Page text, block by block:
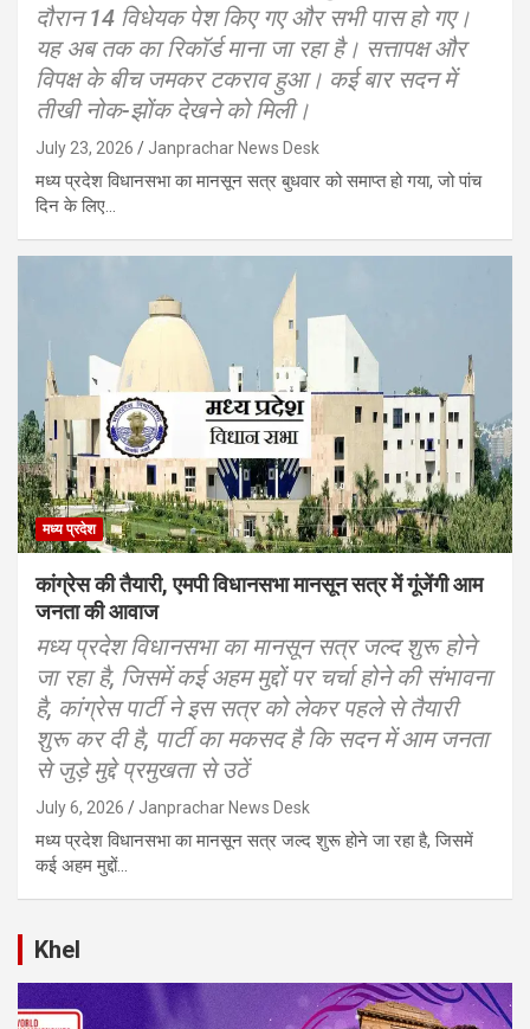
दौरान 14 विधेयक पेश किए गए और सभी पास हो गए।
यह अब तक का रिकॉर्ड माना जा रहा है। सत्तापक्ष और
विपक्ष के बीच जमकर टकराव हुआ। कई बार सदन में
तीखी नोक-झोंक देखने को मिली।
July 23, 2026 Janprachar News Desk
मध्य प्रदेश विधानसभा का मानसून सत्र बुधवार को समाप्त हो गया, जो पांच
दिन के लिए…
मध्य प्रदेश
कांग्रेस की तैयारी, एमपी विधानसभा मानसून सत्र में गूंजेंगी आम
जनता की आवाज
मध्य प्रदेश विधानसभा का मानसून सत्र जल्द शुरू होने
जा रहा है, जिसमें कई अहम मुद्दों पर चर्चा होने की संभावना
है, कांग्रेस पार्टी ने इस सत्र को लेकर पहले से तैयारी
शुरू कर दी है, पार्टी का मकसद है कि सदन में आम जनता
से जुड़े मुद्दे प्रमुखता से उठें
July 6, 2026 Janprachar News Desk
मध्य प्रदेश विधानसभा का मानसून सत्र जल्द शुरू होने जा रहा है, जिसमें
कई अहम मुद्दों…
Khel